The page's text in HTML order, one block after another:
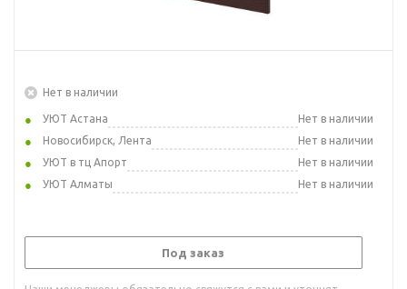
Нет в наличии
УЮТ Астана
Нет в наличии
Новосибирск, Лента
Нет в наличии
УЮТ в тц Апорт
Нет в наличии
УЮТ Алматы
Нет в наличии
Под заказ